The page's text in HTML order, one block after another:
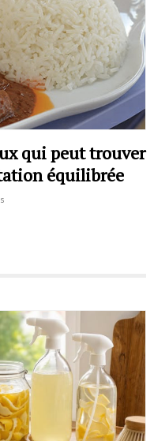
qui peut trouver
équilibrée